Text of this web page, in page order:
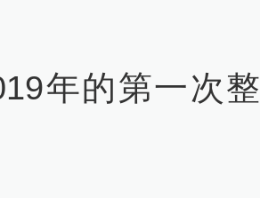
年的第一次整